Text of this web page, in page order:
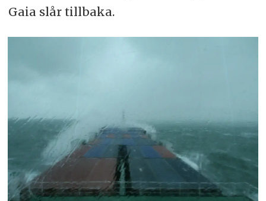
Gaia slår tillbaka.